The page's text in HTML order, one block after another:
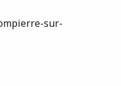
sur-